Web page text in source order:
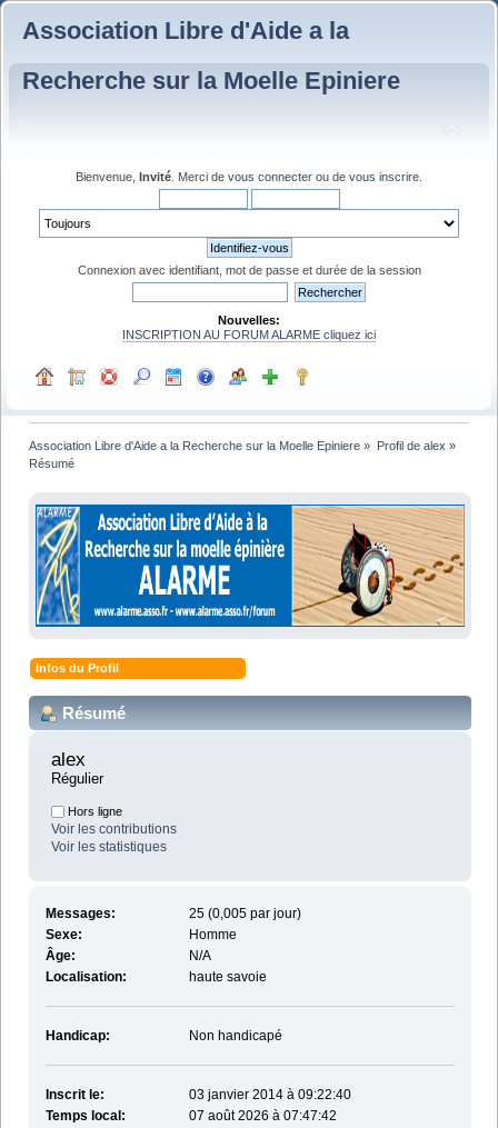
Association Libre d'Aide a la
Recherche sur la Moelle Epiniere
Bienvenue, Invité . Merci de vous connecter ou de vous inscrire
Connexion avec identifiant, mot de passe et durée de la session
Nouvelles:
INSCRIPTION AU FORUM ALARME cliquez ici
Association Libre d'Aide a la Recherche sur la Moelle Epiniere » Profil de alex »
Résumé
Infos du Profil
Résumé
alex
Régulier
Hors ligne
Voir les contributions
Voir les statistiques
Messages:
25 (0,005 par jour)
Sexe:
Homme
Âge:
N/A
Localisation:
haute savoie
Handicap: Non handicapé
Inscrit le:
03 janvier 2014 à 09:22:40
Temps local:
07 août 2026 à 07:47:42